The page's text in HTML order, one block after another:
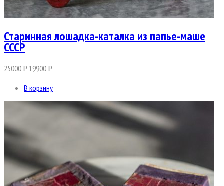
Старинная лошадка-каталка из папье-маше
СССР
25000Р19900Р
В корзину